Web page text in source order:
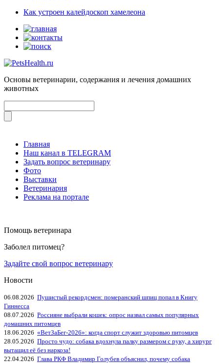
Как устроен калейдоскоп хамелеона
Основы ветеринарии, содержания и лечения домашних
животных
Главная
Наш канал в TELEGRAM
Задать вопрос ветеринару
Фото
Выставки
Ветеринария
Реклама на портале
Помощь ветеринара
Заболел питомец?
Задайте свой вопрос ветеринару
Новости
06.08.2026 Пушистый рекордсмен: померанский шпиц попал в Книгу
Гиннесса
08.07.2026 Россияне выбрали кошек: опрос назвал самых популярных
домашних питомцев
18.06.2026 «ВетЗаБег‑2026»: когда спорт служит здоровью питомцев
28.05.2026 Просто чудо: собака вдохнула палку размером с руку, а хирург
вытащил её без наркоза!
22.04.2026 Глава РКФ Владимир Голубев объяснил, почему собака